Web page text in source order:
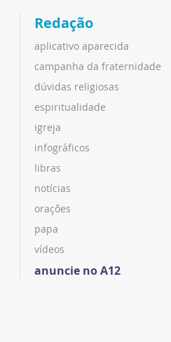
Redação
aplicativo aparecida
campanha da fraternidade
dúvidas religiosas
espiritualidade
igreja
infográficos
libras
notícias
orações
papa
vídeos
anuncie no A12